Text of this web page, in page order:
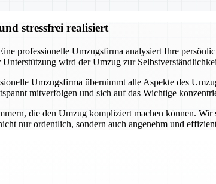
stressfrei realisiert
professionelle Umzugsfirma analysiert Ihre
wird der Umzug zur
Umzugsfirma übernimmt alle Aspekte des
mitverfolgen und sich auf das Wichtige
die den Umzug kompliziert machen können.
nur ordentlich, sondern auch angenehm und